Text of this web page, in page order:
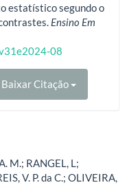
estatístico segundo o
Ensino Em
08
Baixar Citação
M.; RANGEL, L;
V. P. da C.; OLIVEIRA,